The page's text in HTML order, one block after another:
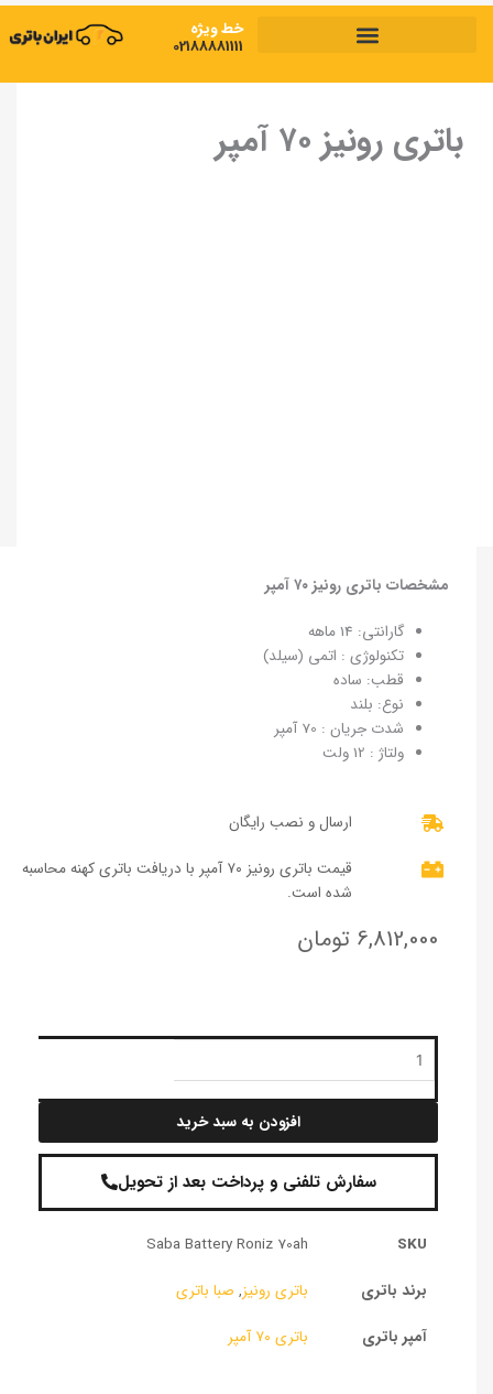
پرش
خط ویژه
02188881111
باتری رونیز»باتری رونیز ۷۰ آمپر
باتری رونیز ۷۰ آمپر
مشخصات باتری رونیز ۷۰ آمپر
گارانتی: 14 ماهه
تکنولوژی : اتمی (سیلد)
قطب: ساده
نوع: بلند
شدت جریان : 70 آمپر
ولتاژ : 12 ولت
ارسال و نصب رایگان
قیمت باتری رونیز ۷۰ آمپر با دریافت باتری کهنه محاسبه
شده است.
6,812,000 تومان
باتری
رونیز
۷۰
عدد
افزودن به سبد خرید
سفارش تلفنی و پرداخت بعد از تحویل
SKU
Saba Battery Roniz 70ah
برند باتری
باتری رونیز, صبا باتری
آمپر باتری
باتری ۷۰ آمپر